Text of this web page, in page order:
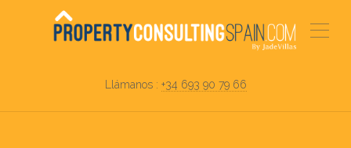
Llámanos : +34 693 90 79 66